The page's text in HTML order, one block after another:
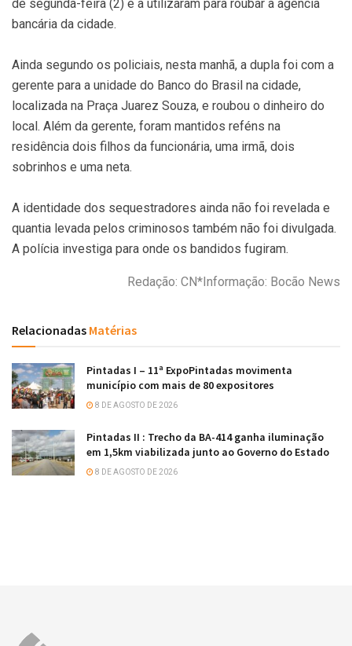
de segunda-feira (2) e a utilizaram para roubar a agência
bancária da cidade.
Ainda segundo os policiais, nesta manhã, a dupla foi com a
gerente para a unidade do Banco do Brasil na cidade,
localizada na Praça Juarez Souza, e roubou o dinheiro do
local. Além da gerente, foram mantidos reféns na
residência dois filhos da funcionária, uma irmã, dois
sobrinhos e uma neta.
A identidade dos sequestradores ainda não foi revelada e
quantia levada pelos criminosos também não foi divulgada.
A polícia investiga para onde os bandidos fugiram.
Redação: CN*Informação: Bocão News
Relacionadas Matérias
Pintadas I – 11ª ExpoPintadas movimenta
município com mais de 80 expositores
8 DE AGOSTO DE 2026
Pintadas II : Trecho da BA-414 ganha iluminação
em 1,5km viabilizada junto ao Governo do Estado
8 DE AGOSTO DE 2026